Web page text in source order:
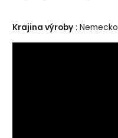
Krajina výroby : Nemecko